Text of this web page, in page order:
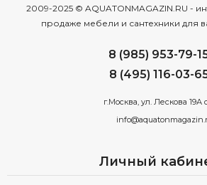
2009-2025 © AQUATONMAGAZIN.RU -
продаже мебели и сантехники для
8 (985) 953-79-
8 (495) 116-03-
г.Москва, ул. Лескова 19А
Личный